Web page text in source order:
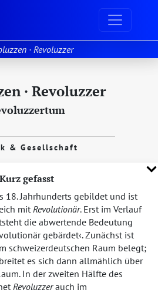
· Revoluzzer
· Revoluzzer
& Gesellschaft
Kurz gefasst
18. Jahrhunderts gebildet und ist
mitRevolutionär. Erst im Verlauf
die abwertende Bedeutung
gebärdet . Zunächst ist
schweizerdeutschen Raum belegt;
es sich dann allmählich über
In der zweiten Hälfte des
Revoluzzerauch im